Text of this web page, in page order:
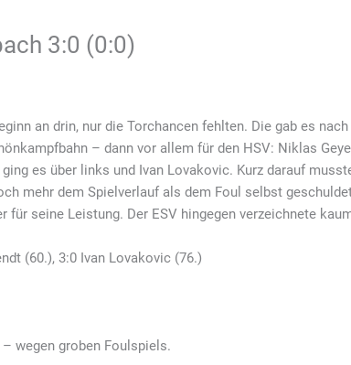
3:0 (0:0)
an drin, nur die Torchancen fehlten. Die gab es
– dann vor allem für den HSV: Niklas
es über links und Ivan Lovakovic. Kurz darauf
mehr dem Spielverlauf als dem Foul selbst
seine Leistung. Der ESV hingegen verzeichnete
(60.), 3:0 Ivan Lovakovic (76.)
wegen groben Foulspiels.